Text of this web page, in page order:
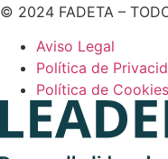
© 2024 FADETA –
Aviso Legal
Política de
Política de Cookies